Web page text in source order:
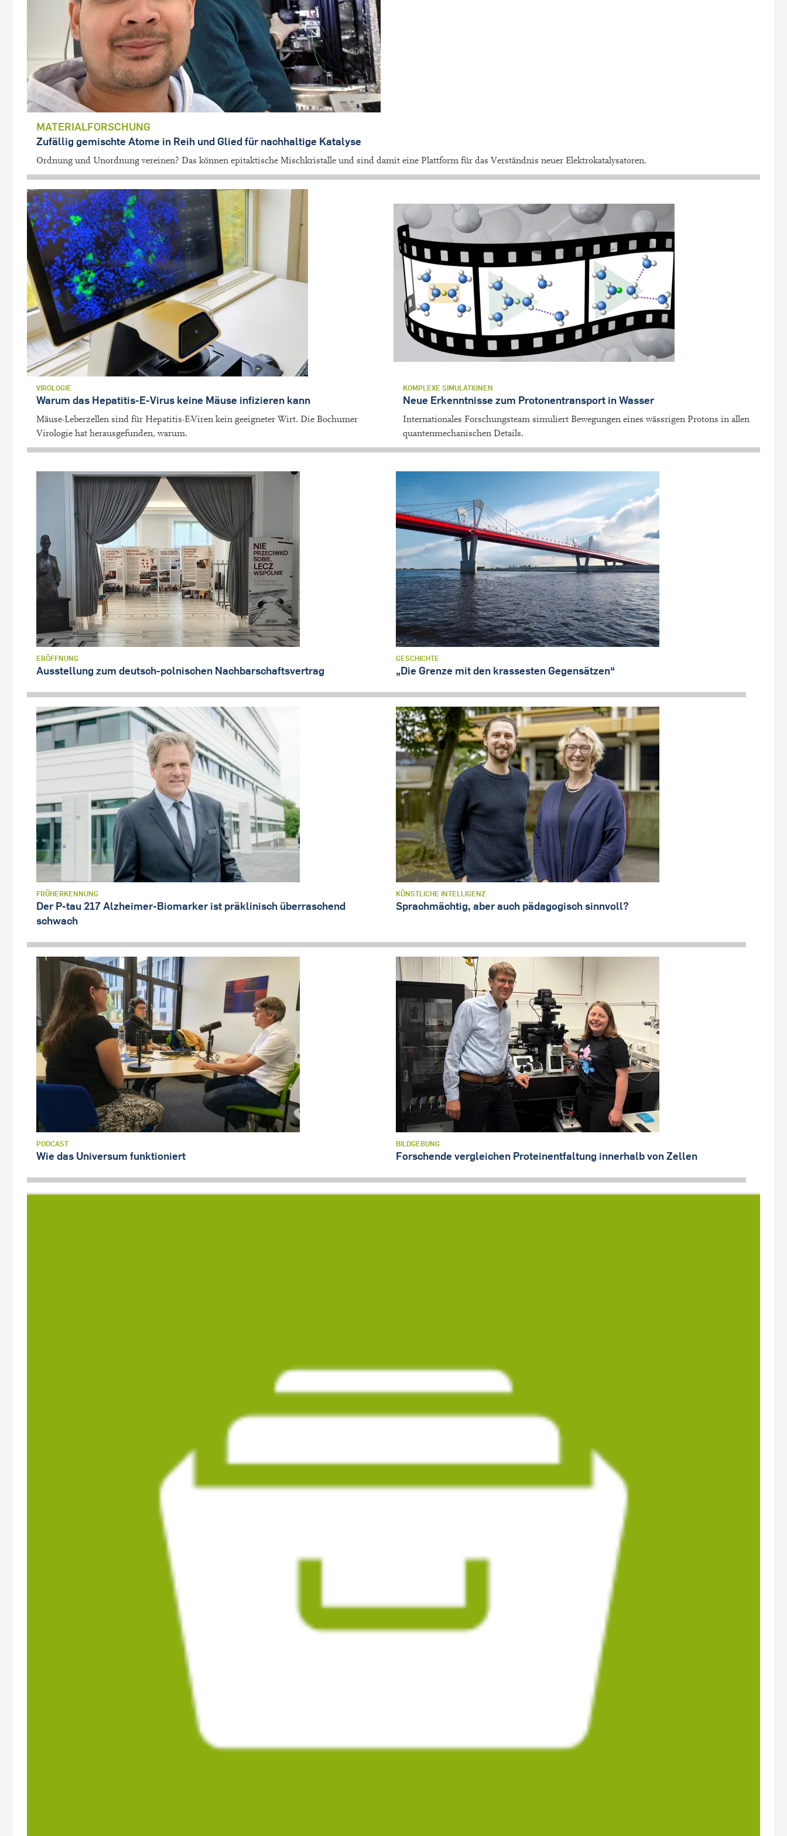
MATERIALFORSCHUNG
Zufällig gemischte Atome in Reih und Glied für nachhaltige Katalyse
Ordnung und Unordnung vereinen? Das können epitaktische Mischkristalle und sind damit eine Plattform für das Verständnis neuer Elektrokatalysatoren.
VIROLOGIE
Warum das Hepatitis-E-Virus keine Mäuse infizieren kann
Mäuse-Leberzellen sind für Hepatitis-E-Viren kein geeigneter Wirt. Die Bochumer
Virologie hat herausgefunden, warum.
KOMPLEXE SIMULATIONEN
Neue Erkenntnisse zum Protonentransport in Wasser
Internationales Forschungsteam simuliert Bewegungen eines wässrigen Protons in allen
quantenmechanischen Details.
ERÖFFNUNG
Ausstellung zum deutsch-polnischen Nachbarschaftsvertrag
GESCHICHTE
„Die Grenze mit den krassesten Gegensätzen“
FRÜHERKENNUNG
Der P-tau 217 Alzheimer-Biomarker ist präklinisch überraschend
schwach
KÜNSTLICHE INTELLIGENZ
Sprachmächtig, aber auch pädagogisch sinnvoll?
PODCAST
Wie das Universum funktioniert
BILDGEBUNG
Forschende vergleichen Proteinentfaltung innerhalb von Zellen